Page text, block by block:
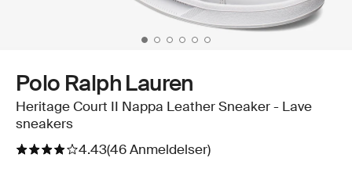
Polo Ralph Lauren
Heritage Court II Nappa Leather Sneaker - Lave
sneakers
4.43(46 Anmeldelser)